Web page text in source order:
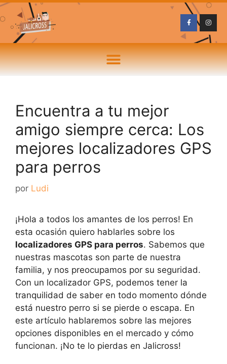
Encuentra a tu mejor
amigo siempre cerca: Los
mejores localizadores GPS
para perros
por Ludi
¡Hola a todos los amantes de los perros! En
esta ocasión quiero hablarles sobre los
localizadores GPS para perros. Sabemos que
nuestras mascotas son parte de nuestra
familia, y nos preocupamos por su seguridad.
Con un localizador GPS, podemos tener la
tranquilidad de saber en todo momento dónde
está nuestro perro si se pierde o escapa. En
este artículo hablaremos sobre las mejores
opciones disponibles en el mercado y cómo
funcionan. ¡No te lo pierdas en Jalicross!